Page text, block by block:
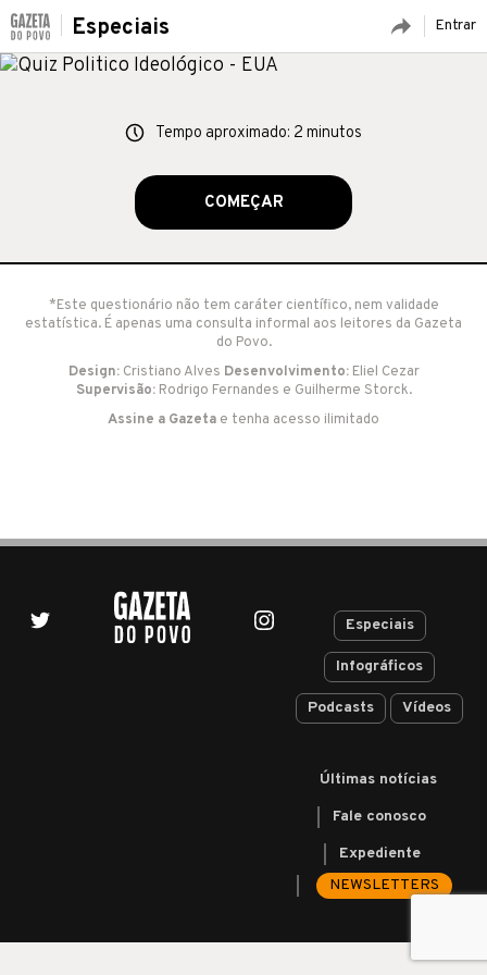
Entrar
Especiais
Tempo aproximado: 2 minutos
COMEÇAR
*Este questionário não tem caráter científico, nem validade
estatística. É apenas uma consulta informal aos leitores da Gazeta
do Povo.
Design:Cristiano Alves Desenvolvimento:Eliel Cezar
Supervisão:Rodrigo Fernandes e Guilherme Storck.
Assine a Gazeta e tenha acesso ilimitado
Especiais
Infográficos
Podcasts Vídeos
Últimas notícias
Fale conosco
Expediente
NEWSLETTERS